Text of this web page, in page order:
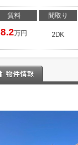
賃料
8.2万円
間取り
2DK